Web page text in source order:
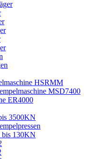
HSRMM
MSD7400
ER4000
3500KN
bis 130KN